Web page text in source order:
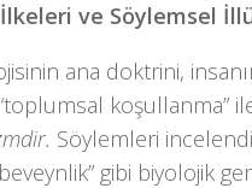
ve Söylemsel
ana doktrini,
koşullanma”
Söylemleri
gibi biyolojik